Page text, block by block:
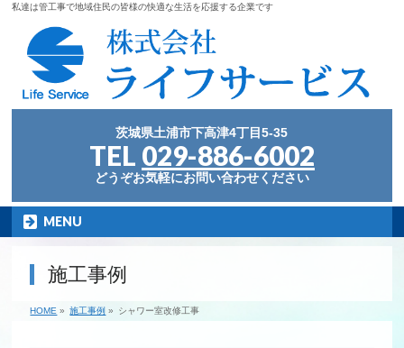
私達は管工事で地域住民の皆様の快適な生活を応援する企業です
茨城県土浦市下高津4丁目5-35
TEL 029-886-6002
どうぞお気軽にお問い合わせください
MENU
施工事例
HOME » 施工事例 » シャワー室改修工事